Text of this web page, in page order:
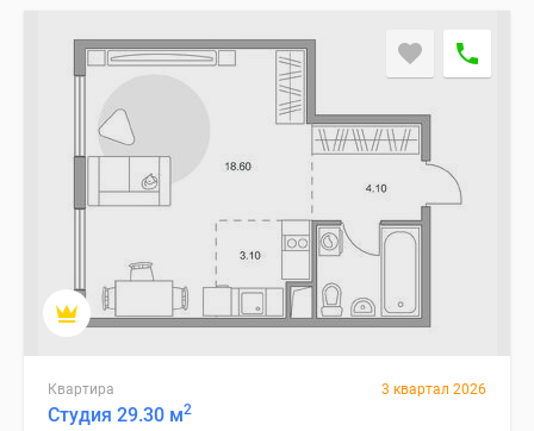
Квартира 3 квартал 2026
Студия 29.30 м2